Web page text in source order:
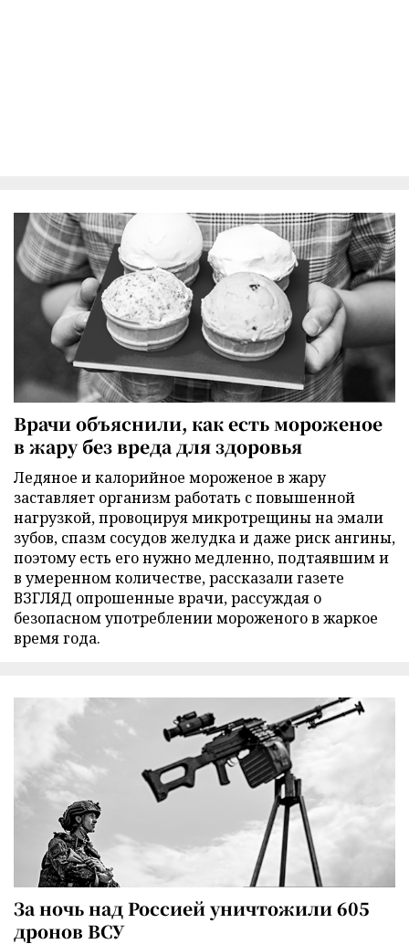
Врачи объяснили, как есть мороженое
в жару без вреда для здоровья
Ледяное и калорийное мороженое в жару
заставляет организм работать с повышенной
нагрузкой, провоцируя микротрещины на эмали
зубов, спазм сосудов желудка и даже риск ангины,
поэтому есть его нужно медленно, подтаявшим и
в умеренном количестве, рассказали газете
ВЗГЛЯД опрошенные врачи, рассуждая о
безопасном употреблении мороженого в жаркое
время года.
За ночь над Россией уничтожили 605
дронов ВСУ